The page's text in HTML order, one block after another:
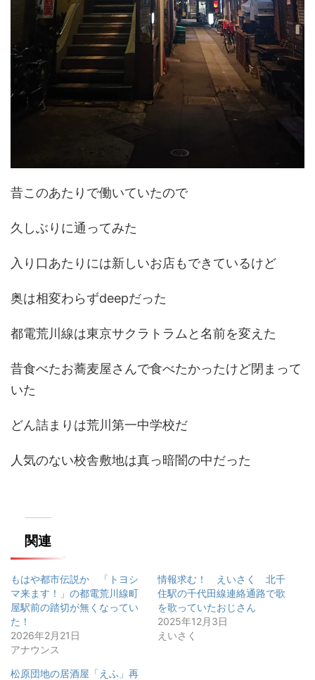
昔このあたりで働いていたので
久しぶりに通ってみた
入り口あたりには新しいお店もできているけど
奥は相変わらずdeepだった
都電荒川線は東京サクラトラムと名前を変えた
昔食べたお蕎麦屋さんで食べたかったけど閉まって
いた
どん詰まりは荒川第一中学校だ
人気のない校舎敷地は真っ暗闇の中だった
関連
もはや都市伝説か 「トヨシ
マ来ます！」の都電荒川線町
屋駅前の踏切が無くなってい
た！
2026年2月21日
アナウンス
情報求む！ えいさく 北千
住駅の千代田線連絡通路で歌
を歌っていたおじさん
2025年12月3日
えいさく
松原団地の居酒屋「えふ」再